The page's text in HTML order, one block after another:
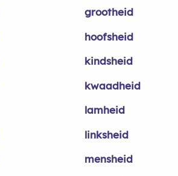
grootheid
hoofsheid
kindsheid
kwaadheid
lamheid
linksheid
mensheid